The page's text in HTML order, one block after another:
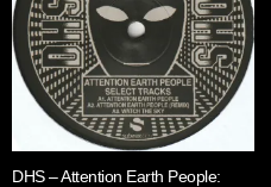
DHS – Attention Earth People: